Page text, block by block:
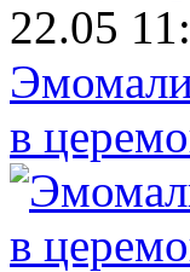
22.05
в